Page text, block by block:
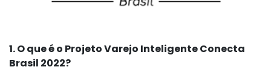
1. O que é o Projeto Varejo Inteligente Conecta
Brasil 2022?